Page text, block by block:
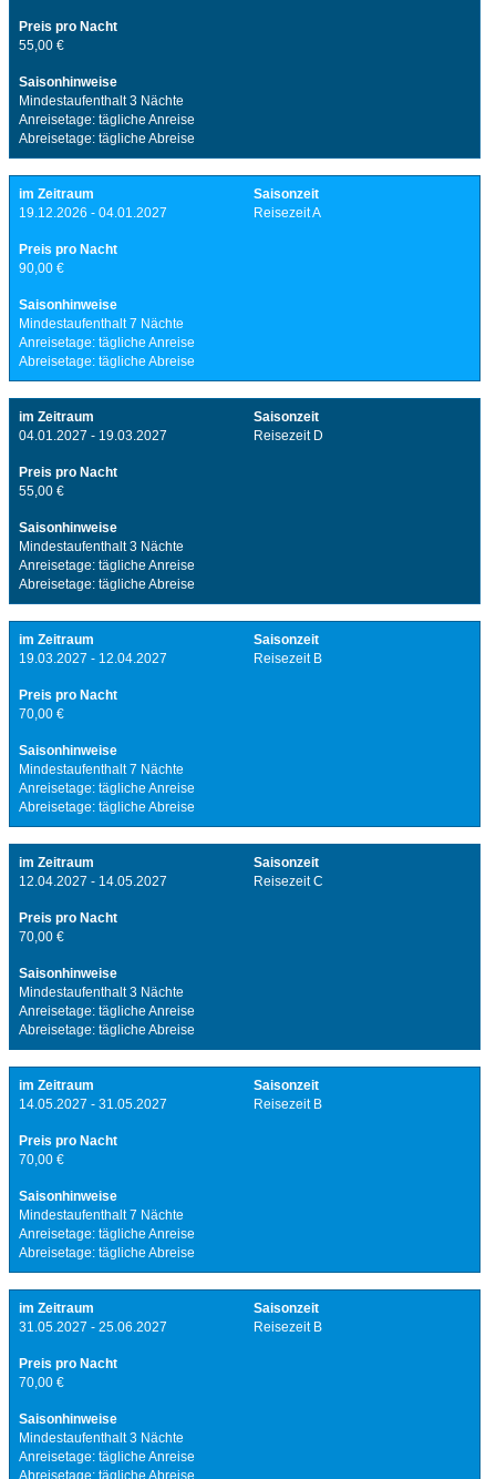
Preis pro Nacht
55,00 €
Saisonhinweise
Mindestaufenthalt 3 Nächte
Anreisetage: tägliche Anreise
Abreisetage: tägliche Abreise
im Zeitraum
19.12.2026 - 04.01.2027
Saisonzeit
Reisezeit A
Preis pro Nacht
90,00 €
Saisonhinweise
Mindestaufenthalt 7 Nächte
Anreisetage: tägliche Anreise
Abreisetage: tägliche Abreise
im Zeitraum
04.01.2027 - 19.03.2027
Saisonzeit
Reisezeit D
Preis pro Nacht
55,00 €
Saisonhinweise
Mindestaufenthalt 3 Nächte
Anreisetage: tägliche Anreise
Abreisetage: tägliche Abreise
im Zeitraum
19.03.2027 - 12.04.2027
Saisonzeit
Reisezeit B
Preis pro Nacht
70,00 €
Saisonhinweise
Mindestaufenthalt 7 Nächte
Anreisetage: tägliche Anreise
Abreisetage: tägliche Abreise
im Zeitraum
12.04.2027 - 14.05.2027
Saisonzeit
Reisezeit C
Preis pro Nacht
70,00 €
Saisonhinweise
Mindestaufenthalt 3 Nächte
Anreisetage: tägliche Anreise
Abreisetage: tägliche Abreise
im Zeitraum
14.05.2027 - 31.05.2027
Saisonzeit
Reisezeit B
Preis pro Nacht
70,00 €
Saisonhinweise
Mindestaufenthalt 7 Nächte
Anreisetage: tägliche Anreise
Abreisetage: tägliche Abreise
im Zeitraum
31.05.2027 - 25.06.2027
Saisonzeit
Reisezeit B
Preis pro Nacht
70,00 €
Saisonhinweise
Mindestaufenthalt 3 Nächte
Anreisetage: tägliche Anreise
Abreisetage: tägliche Abreise